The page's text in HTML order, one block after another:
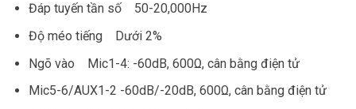
Đáp tuyến tần số 50-20,000Hz
Độ méo tiếng Dưới 2%
Ngõ vào Mic1-4: -60dB, 600Ω, cân bằng điện tử
Mic5-6/AUX1-2 -60dB/-20dB, 600Ω, cân bằng điện tử